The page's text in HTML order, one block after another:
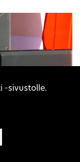
-sivustolle.